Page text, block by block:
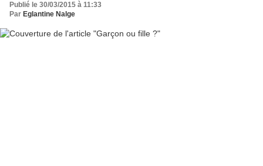
Publié le 30/03/2015 à 11:33
Par Eglantine Nalge